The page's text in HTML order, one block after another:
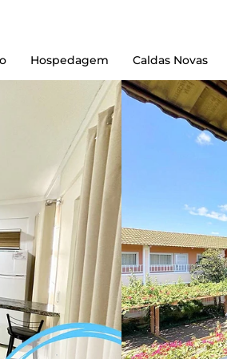
Hospedagem
Reserve Aqui
L'acqua diRoma I
L'acqua diRoma II
L'acqua diRoma III
L'acqua diRoma IV
L'acqua diRoma V
Piazza diRoma
Spazzio diRoma
diRoma Resort
diRoma Fiori
Lacqua diRoma + Lagoa Parque
Caldas Novas Flat + Lagoa Parque
Caldas Novas